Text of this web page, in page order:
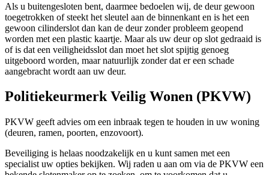
Als u buitengesloten bent, daarmee bedoelen wij, de deur gewoon
toegetrokken of steekt het sleutel aan de binnenkant en is het een
gewoon cilinderslot dan kan de deur zonder probleem geopend
worden met een plastic kaartje. Maar als uw deur op slot gedraaid is
of is dat een veiligheidsslot dan moet het slot spijtig genoeg
uitgeboord worden, maar natuurlijk zonder dat er een schade
aangebracht wordt aan uw deur.
Politiekeurmerk Veilig Wonen (PKVW)
PKVW geeft advies om een inbraak tegen te houden in uw woning
(deuren, ramen, poorten, enzovoort).
Beveiliging is helaas noodzakelijk en u kunt samen met een
specialist uw opties bekijken. Wij raden u aan om via de PKVW een